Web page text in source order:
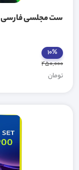
ست مجلسی فارسی PA 900
10%
450,000
تومان